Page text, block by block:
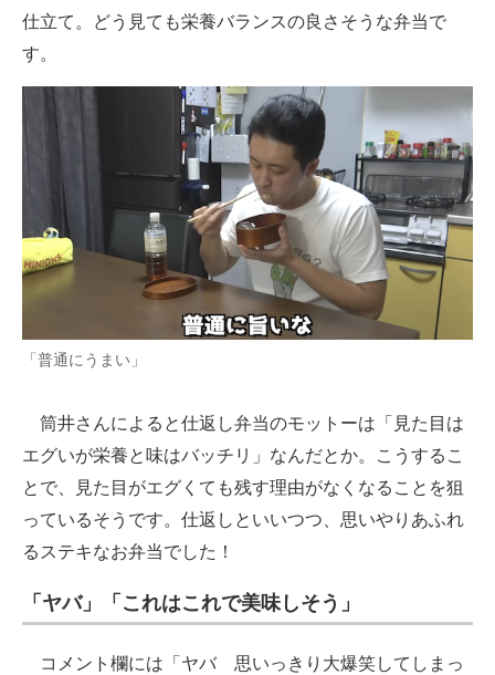
仕立て。どう見ても栄養バランスの良さそうな弁当で
す。
「普通にうまい」
筒井さんによると仕返し弁当のモットーは「見た目は
エグいが栄養と味はバッチリ」なんだとか。こうするこ
とで、見た目がエグくても残す理由がなくなることを狙
っているそうです。仕返しといいつつ、思いやりあふれ
るステキなお弁当でした！
「ヤバ」「これはこれで美味しそう」
コメント欄には「ヤバ 思いっきり大爆笑してしまっ